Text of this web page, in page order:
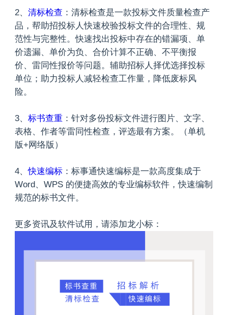
2、 清标检查 ：清标检查是一款投标文件质量检查产
品，帮助招投标人快速校验投标文件的合理性、规
范性与完整性。快速找出投标中存在的错漏项、单
价遗漏、单价为负、合价计算不正确、不平衡报
价、雷同性报价等问题。辅助招标人择优选择投标
单位；助力投标人减轻检查工作量，降低废标风
险。
3、 标书查重：针对多份投标文件进行图片、文字、
表格、作者等雷同性检查，评选最有方案。（单机
版+网络版）
4、快速编标：标事通快速编标是一款高度集成于
Word、WPS 的便捷高效的专业编标软件，快速编制
规范的标书文件。
更多资讯及软件试用，请添加龙小标：